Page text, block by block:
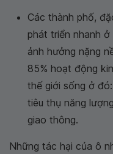
Các thành phố,
phát triển nhanh
ảnh hưởng nặng
85% hoạt động
thế giới sống ở
tiêu thụ năng
giao thông.
Những tác hại của ô